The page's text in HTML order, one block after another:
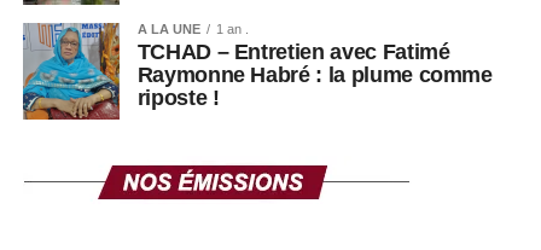
A LA UNE 1 an .
TCHAD – Entretien avec Fatimé
Raymonne Habré : la plume comme
riposte !